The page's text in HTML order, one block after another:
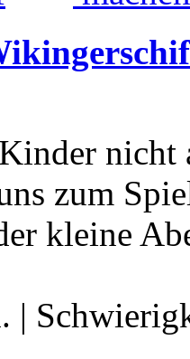
nicht
zum
kleine
|